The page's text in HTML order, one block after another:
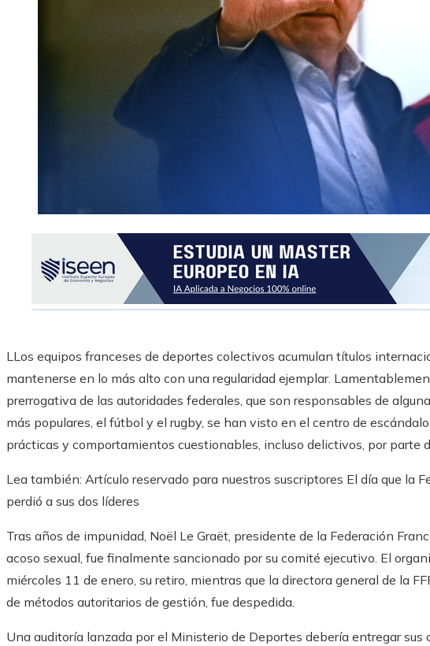
LLos equipos franceses de deportes colectivos acumulan títulos
mantenerse en lo más alto con una regularidad ejemplar.
prerrogativa de las autoridades federales, que son responsables de
más populares, el fútbol y el rugby, se han visto en el centro de
prácticas y comportamientos cuestionables, incluso delictivos, por parte
Lea también: Artículo reservado para nuestros suscriptores El día que la
perdió a sus dos líderes
Tras años de impunidad, Noël Le Graët, presidente de la Federación
acoso sexual, fue finalmente sancionado por su comité ejecutivo. El
miércoles 11 de enero, su retiro, mientras que la directora general de la
de métodos autoritarios de gestión, fue despedida.
Una auditoría lanzada por el Ministerio de Deportes debería entregar sus